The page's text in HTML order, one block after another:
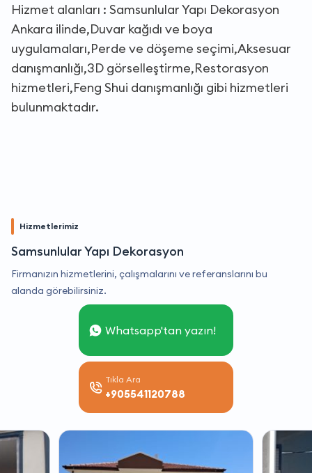
Hizmet alanları : Samsunlular Yapı Dekorasyon
Ankara ilinde,Duvar kağıdı ve boya
uygulamaları,Perde ve döşeme seçimi,Aksesuar
danışmanlığı,3D görselleştirme,Restorasyon
hizmetleri,Feng Shui danışmanlığı gibi hizmetleri
bulunmaktadır.
Hizmetlerimiz
Samsunlular Yapı Dekorasyon
Firmanızın hizmetlerini, çalışmalarını ve referanslarını bu
alanda görebilirsiniz.
Whatsapp'tan yazın!
Tıkla Ara
+905541120788